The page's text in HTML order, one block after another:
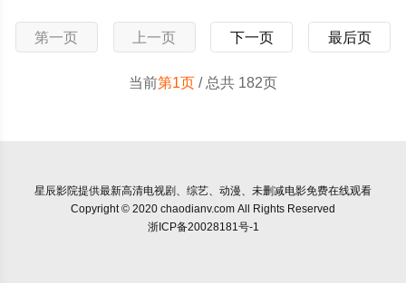
第一页 上一页 下一页 最后页
当前第1页 / 总共 182页
星辰影院提供最新高清电视剧、综艺、动漫、未删减电影免费在线观看
Copyright © 2020 chaodianv.com All Rights Reserved
浙ICP备20028181号-1